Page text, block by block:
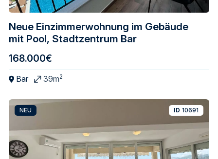
Neue Einzimmerwohnung im Gebäude
mit Pool, Stadtzentrum Bar
168.000€
Bar 39m2
NEU ID 10691